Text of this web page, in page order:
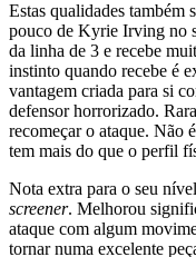
Estas qualidades também
pouco de Kyrie Irving no
da linha de 3 e recebe
instinto quando recebe é
vantagem criada para si
defensor horrorizado.
recomeçar o ataque. Não
tem mais do que o perfil
Nota extra para o seu
screener. Melhorou
ataque com algum
tornar numa excelente